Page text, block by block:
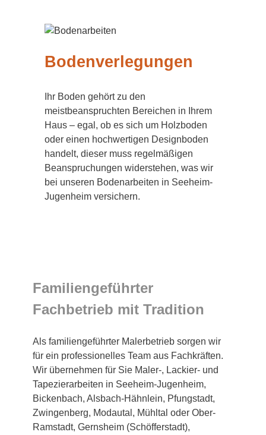
Bodenverlegungen
Ihr Boden gehört zu den
meistbeanspruchten Bereichen in Ihrem
Haus – egal, ob es sich um Holzboden
oder einen hochwertigen Designboden
handelt, dieser muss regelmäßigen
Beanspruchungen widerstehen, was wir
bei unseren Bodenarbeiten in Seeheim-
Jugenheim versichern.
Familiengeführter
Fachbetrieb mit Tradition
Als familiengeführter Malerbetrieb sorgen wir
für ein professionelles Team aus Fachkräften.
Wir übernehmen für Sie Maler-, Lackier- und
Tapezierarbeiten in Seeheim-Jugenheim,
Bickenbach, Alsbach-Hähnlein, Pfungstadt,
Zwingenberg, Modautal, Mühltal oder Ober-
Ramstadt, Gernsheim (Schöfferstadt),